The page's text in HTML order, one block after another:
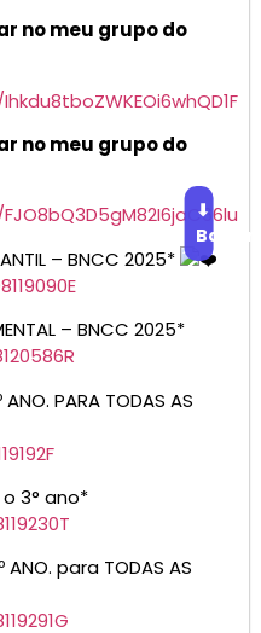
no meu grupo do
no meu grupo do
– BNCC 2025*
⬇
Baixar
– BNCC 2025*
PARA TODAS AS
3° ano*
para TODAS AS